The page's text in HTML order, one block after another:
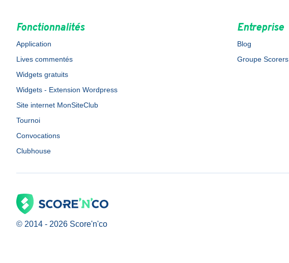
Fonctionnalités
Application
Lives commentés
Widgets gratuits
Widgets - Extension Wordpress
Site internet MonSiteClub
Tournoi
Convocations
Clubhouse
Entreprise
Blog
Groupe Scorers
© 2014 - 2026 Score'n'co